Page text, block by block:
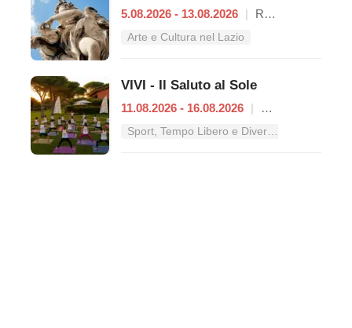
5.08.2026 - 13.08.2026 | Roma
Arte e Cultura nel Lazio
VIVI - Il Saluto al Sole
11.08.2026 - 16.08.2026 |
Sport, Tempo Libero e Divertimento nel Lazio